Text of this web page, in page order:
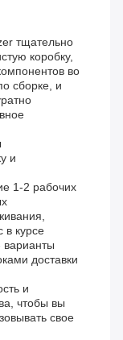
тщательно
коробку,
во
сборке, и
и
1-2 рабочих
в курсе
варианты
доставки
и
чтобы вы
свое